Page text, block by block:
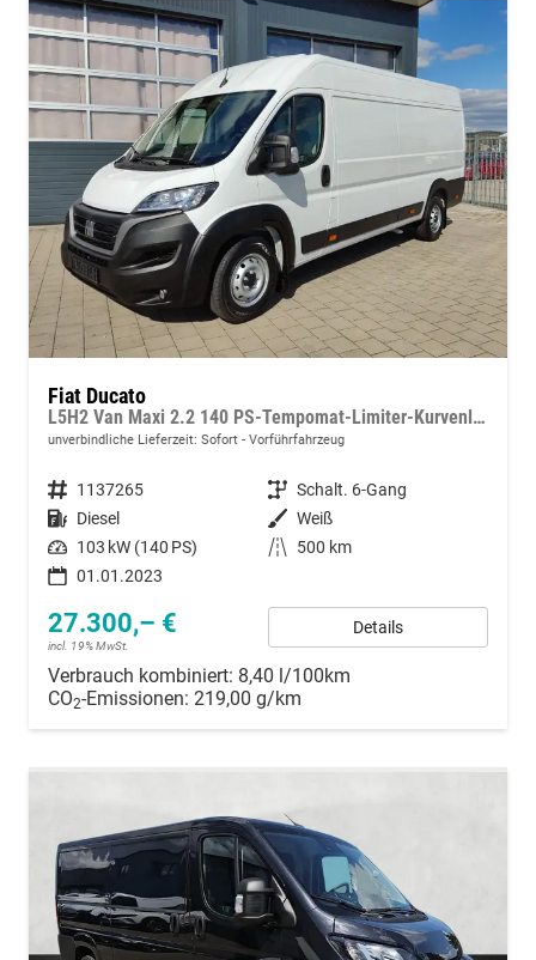
Fiat Ducato
L5H2 Van Maxi 2.2 140 PS-Tempomat-Limiter-Kurvenlicht-NSW-ZVmitFunk-Sofort
unverbindliche Lieferzeit: Sofort Vorführfahrzeug
Fahrzeugnummer 1137265 Getriebe Schalt. 6-Gang
Kraftstoff Diesel Außenfarbe Weiß
Leistung 103 kW (140 PS) Kilometerstand
500 km
01.01.2023
27.300,– €
incl. 19% MwSt.
Details
Verbrauch kombiniert: 8,40 l/100km
CO2-Emissionen: 219,00 g/km